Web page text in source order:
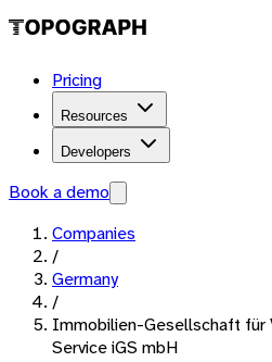
Pricing
Resources
Developers
Book a demo
Companies
/
Germany
/
Immobilien-Gesellschaft für
Service iGS mbH